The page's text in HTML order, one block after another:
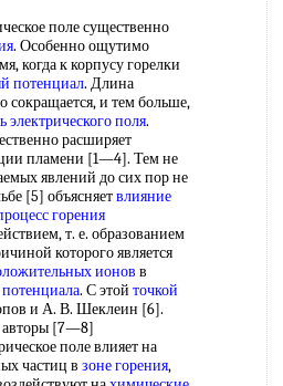
поле существенно
. Особенно ощутимо
когда к корпусу горелки
потенциал. Длина
сокращается, и тем больше,
электрического поля.
расширяет
пламени [1—4]. Тем не
явлений до сих пор не
[5] объясняетвлияние
горения
т. е. образованием
которого является
ионов в
. С этой точкой
и А. В. Шеклеин [6].
авторы [7—8]
поле влияет на
частиц в зоне горения,